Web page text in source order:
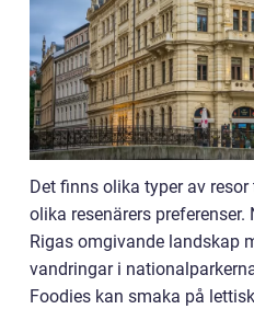
Det finns olika typer av
olika resenärers
Rigas omgivande landskap
vandringar i
Foodies kan smaka på